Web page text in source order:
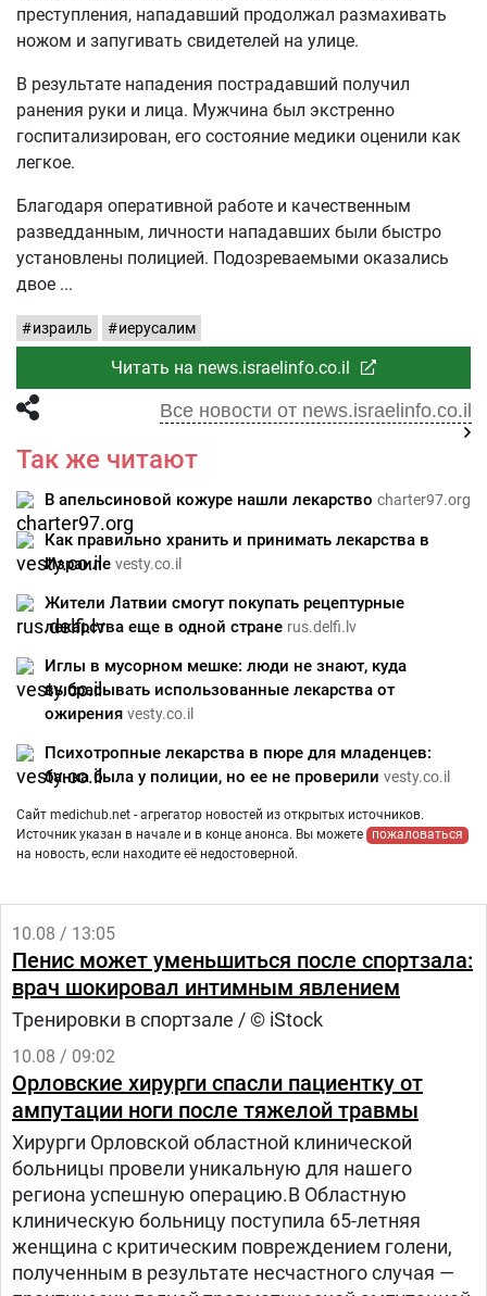
преступления, нападавший продолжал размахивать
ножом и запугивать свидетелей на улице.
В результате нападения пострадавший получил
ранения руки и лица. Мужчина был экстренно
госпитализирован, его состояние медики оценили как
легкое.
Благодаря оперативной работе и качественным
разведданным, личности нападавших были быстро
установлены полицией. Подозреваемыми оказались
двое
израиль иерусалим
Читать на news.israelinfo.co.il
Все новости от news.israelinfo.co.il
Так же читают
В апельсиновой кожуре нашли лекарство charter97.org
Как правильно хранить и принимать лекарства в
Израиле vesty.co.il
Жители Латвии смогут покупать рецептурные
лекарства еще в одной стране rus.delfi.lv
Иглы в мусорном мешке: люди не знают, куда
выбрасывать использованные лекарства от
ожирения vesty.co.il
Психотропные лекарства в пюре для младенцев:
банка была у полиции, но ее не проверили vesty.co.il
Сайт medichub.net - агрегатор новостей из открытых источников.
Источник указан в начале и в конце анонса. Вы можете
пожаловаться
на новость, если находите её недостоверной.
10.08 / 13:05
Пенис может уменьшиться после спортзала:
врач шокировал интимным явлением
Тренировки в спортзале / © iStock
10.08 / 09:02
Орловские хирурги спасли пациентку от
ампутации ноги после тяжелой травмы
Хирурги Орловской областной клинической
больницы провели уникальную для нашего
региона успешную операцию.В Областную
клиническую больницу поступила 65-летняя
женщина с критическим повреждением голени,
полученным в результате несчастного случая —